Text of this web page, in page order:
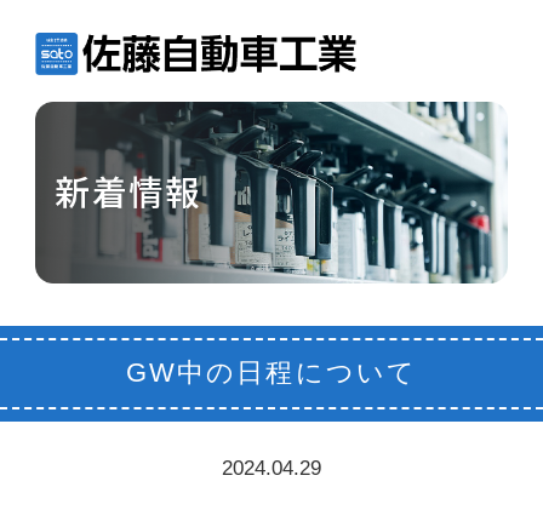
GW中の日程について
2024.04.29